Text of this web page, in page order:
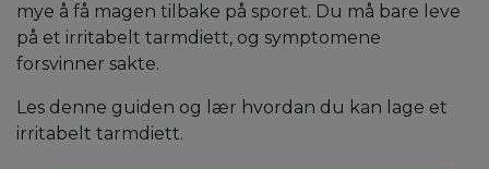
mye å få magen tilbake på sporet. Du må bare leve
på et irritabelt tarmdiett, og symptomene
forsvinner sakte.
Les denne guiden og lær hvordan du kan lage et
irritabelt tarmdiett.